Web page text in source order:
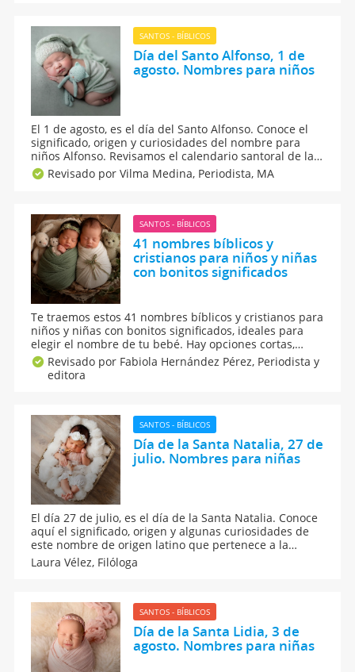
SANTOS - BÍBLICOS
Día del Santo Alfonso, 1 de
agosto. Nombres para niños
El 1 de agosto, es el día del Santo Alfonso. Conoce el
significado, origen y curiosidades del nombre para
niños Alfonso. Revisamos el calendario santoral de la
onomástica de todos los nombres de santo y
conocemos más sobre los nombres para niños y el día
Revisado por Vilma Medina, Periodista, MA
SANTOS - BÍBLICOS
41 nombres bíblicos y
cristianos para niños y niñas
con bonitos significados
Te traemos estos 41 nombres bíblicos y cristianos para
niños y niñas con bonitos significados, ideales para
elegir el nombre de tu bebé. Hay opciones cortas,
modernas, clásicas, originales y poco comunes
inspiradas en la Biblia. Aquí, el origen, significado e
historia de cada nombre bíblico para bebés.
Revisado por Fabiola Hernández Pérez, Periodista y
editora
SANTOS - BÍBLICOS
Día de la Santa Natalia, 27 de
julio. Nombres para niñas
El día 27 de julio, es el día de la Santa Natalia. Conoce
aquí el significado, origen y algunas curiosidades de
este nombre de origen latino que pertenece a la
misma familia que Navidad o Natividad. Además, te
contamos qué dice la numerología de Natalia y te
Laura Vélez, Filóloga
SANTOS - BÍBLICOS
Día de la Santa Lidia, 3 de
agosto. Nombres para niñas